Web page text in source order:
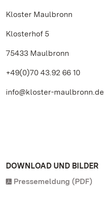
Kloster Maulbronn
Klosterhof 5
75433 Maulbronn
+49(0)70 43.92 66 10
info@kloster-maulbronn.de
DOWNLOAD UND BILDER
Pressemeldung (PDF)